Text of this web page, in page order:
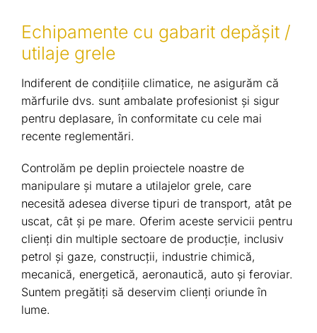
Echipamente cu gabarit depăşit /
utilaje grele
Indiferent de condițiile climatice, ne asigurăm că
mărfurile dvs. sunt ambalate profesionist și sigur
pentru deplasare, în conformitate cu cele mai
recente reglementări.
Controlăm pe deplin proiectele noastre de
manipulare și mutare a utilajelor grele, care
necesită adesea diverse tipuri de transport, atât pe
uscat, cât și pe mare. Oferim aceste servicii pentru
clienți din multiple sectoare de producție, inclusiv
petrol și gaze, construcții, industrie chimică,
mecanică, energetică, aeronautică, auto și feroviar.
Suntem pregătiți să deservim clienți oriunde în
lume.